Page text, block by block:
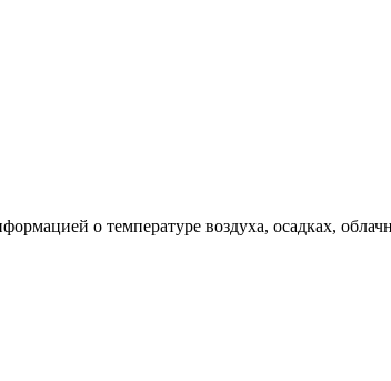
о температуре воздуха, осадках,